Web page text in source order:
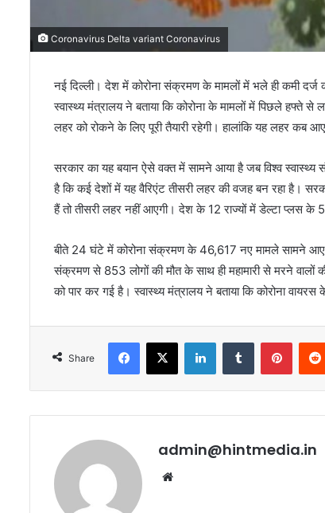
Coronavirus Delta variant Coronavirus
नई दिल्‍ली। देश में कोरोना संक्रमण के मामलों में भले ही कमी
स्‍वास्‍थ्‍य मंत्रालय ने बताया कि कोरोना के मामलों में पिछले हफ्ते
लहर को रोकने के लिए पूरी तैयारी रहेगी। हालांकि यह लहर कब
सरकार का यह बयान ऐसे वक्‍त में सामने आया है जब विश्व
है कि कई देशों में यह वैरिएंट तीसरी लहर की वजह बन रहा है।
हैं तो तीसरी लहर नहीं आएगी। देश के 12 राज्यों में डेल्टा प्लस के
बीते 24 घंटे में कोरोना संक्रमण के 46,617 नए मामले सामने
संक्रमण से 853 लोगों की मौत के साथ ही महामारी से मरने
को पार कर गई है। स्वास्थ्य मंत्रालय ने बताया कि कोरोना
Share
Facebook
X LinkedInTumblr
admin@hintmedia.in